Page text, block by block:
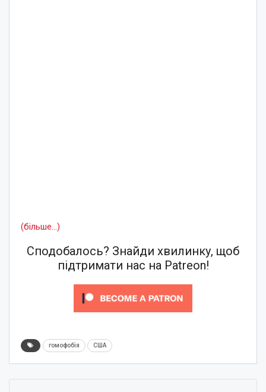
(більше…)
Сподобалось? Знайди хвилинку, щоб
підтримати нас на Patreon!
гомофобія США